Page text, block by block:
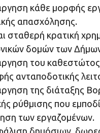
κάθε μορφής
απασχόλησης.
σταθερή κρατική
δομών των
του
ανταποδοτικής
της διάταξης
ρύθμισης που
των εργαζομένων.